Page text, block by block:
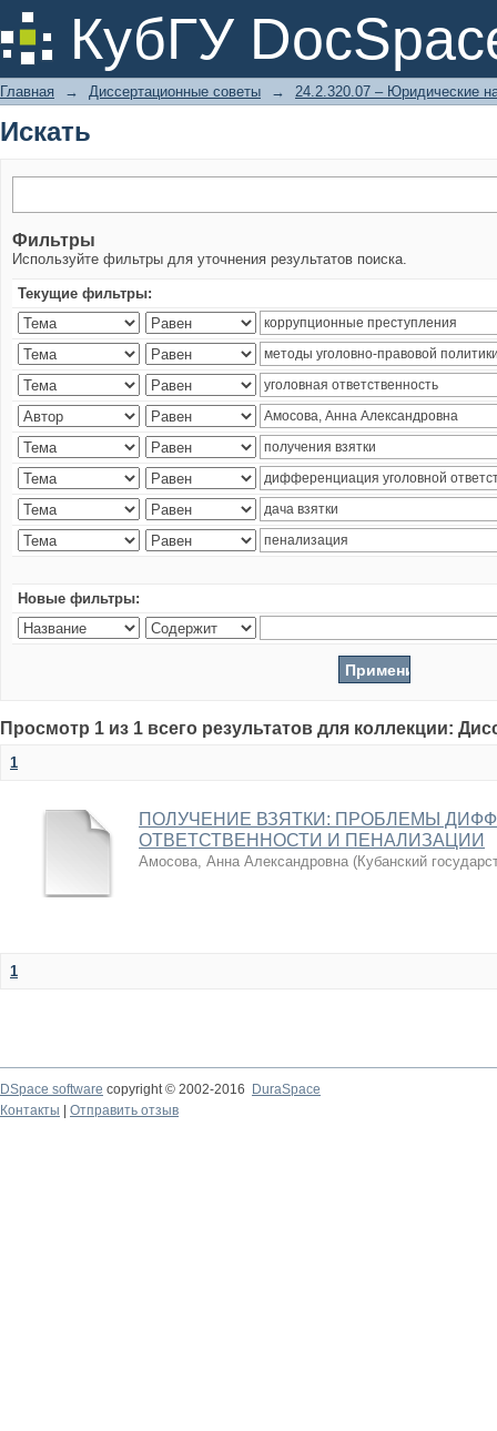
КубГУ
Искать
Главная → Диссертационные советы → 24.2.320.07 – Юридические
Искать
Фильтры
Используйте фильтры для уточнения результатов поиска.
Текущие фильтры:
Новые фильтры:
Просмотр 1 из 1 всего результатов для коллекции:
1
ПОЛУЧЕНИЕ ВЗЯТКИ: ПРОБЛЕМЫ
ОТВЕТСТВЕННОСТИ И ПЕНАЛИЗАЦИИ
Амосова, Анна Александровна (Кубанский
1
DSpace software copyright © 2002-2016
DuraSpace
Контакты
Отправить отзыв